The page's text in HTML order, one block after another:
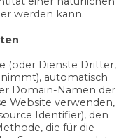
werden kann.
(oder Dienste Dritter,
automatisch
Domain-Namen der
Website verwenden,
Identifier), den
die für die